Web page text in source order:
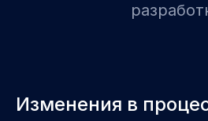
Изменения в